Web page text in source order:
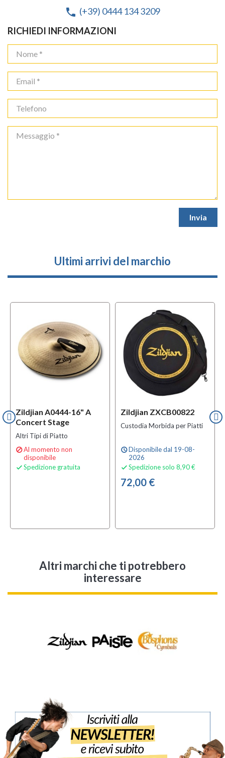
phone (+39) 0444 134 3209
RICHIEDI INFORMAZIONI
Ultimi arrivi del marchio
Zildjian A0444-16" A
Concert Stage
Altri Tipi di Piatto
Al momento non
disponibile
 Spedizione gratuita
Zildjian ZXCB00822
Custodia Morbida per Piatti
scheduleDisponibile dal 19-08-
2026
 Spedizione solo 8,90 €
72,00 €
Altri marchi che ti potrebbero
interessare